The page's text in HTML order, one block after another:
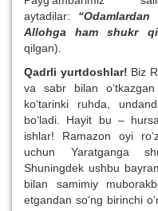
aytadilar:
Allohga ham shukr
qilgan).
Qadrli yurtdoshlar! Biz
va sabr bilan
ko‘tarinki ruhda,
bo‘ladi. Hayit bu –
ishlar! Ramazon oyi
uchun Yaratganga
Shuningdek ushbu
bilan samimiy
etgandan so‘ng birinchi